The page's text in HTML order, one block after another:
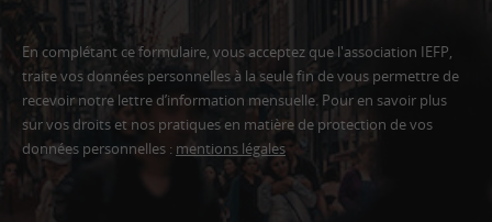
En complétant ce formulaire, vous acceptez que l'association IEFP,
traite vos données personnelles à la seule fin de vous permettre de
recevoir notre lettre d’information mensuelle. Pour en savoir plus
sur vos droits et nos pratiques en matière de protection de vos
données personnelles : mentions légales